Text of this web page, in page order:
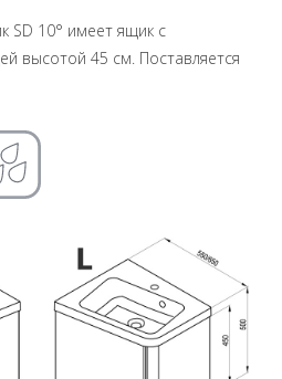
SD 10° имеет ящик с
высотой 45 см. Поставляется